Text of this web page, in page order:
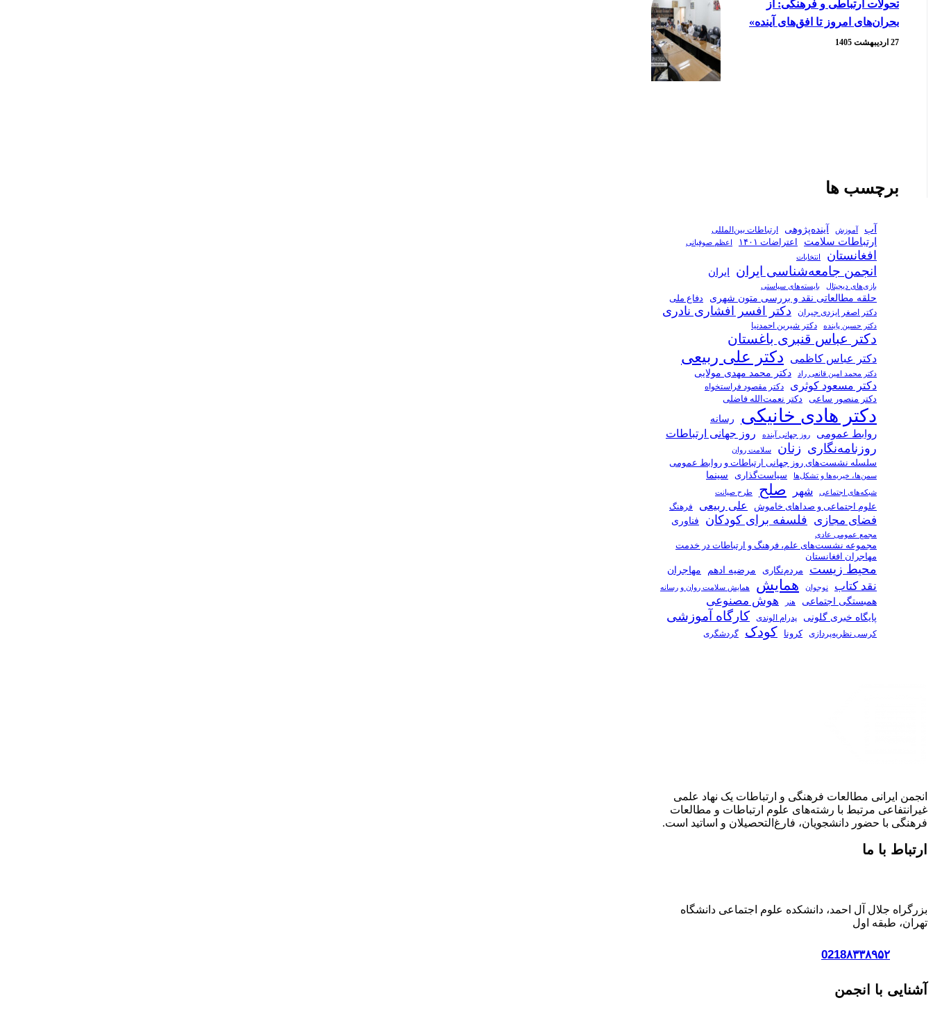
تحولات ارتباطی و فرهنگی: از
بحران‌های امروز تا افق‌های آینده»
27 اردیبهشت 1405
برچسب ها
آب آموزش آینده‌پژوهی ارتباطات بین‌المللی
ارتباطات سلامت اعتراضات ۱۴۰۱ اعظم صوفیانی
افغانستان انتخابات
انجمن جامعه‌شناسی ایران ایران
بازی‌های دیجیتال بایسته‌های سیاستی
حلقه مطالعاتی نقد و بررسی متون شهری دفاع ملی
دکتر اصغر ایزدی جیران دکتر افسر افشاری نادری
دکتر حسین پاینده دکتر شیرین احمدنیا
دکتر عباس قنبری باغستان
دکتر عباس کاظمی دکتر علی ربیعی
دکتر محمد امین قانعی راد دکتر محمد مهدی مولایی
دکتر مسعود کوثری
دکتر مقصود فراستخواه
دکتر منصور ساعی
دکتر نعمت‌الله فاضلی
دکتر هادی خانیکی رسانه
روابط عمومی روز جهانی آینده روز جهانی ارتباطات
روزنامه‌نگاری زنان سلامت روان
سلسله نشست‌های روز جهانی ارتباطات و روابط عمومی
سمن‌ها، خیریه‌ها و تشکل‌ها سیاست‌گذاری سینما
شبکه‌های اجتماعی شهر صلح طرح صیانت
علوم اجتماعی و صداهای خاموش علی ربیعی فرهنگ
فضای مجازی فلسفه برای کودکان فناوری
مجمع عمومی عادی
مجموعه نشست‌های علم، فرهنگ و ارتباطات در خدمت
مهاجران افغانستان
محیط زیست مردم‌نگاری مرضیه ادهم مهاجران
نقد کتاب نوجوان همایش همایش سلامت روان و رسانه
همبستگی اجتماعی هنر هوش مصنوعی
پایگاه خبری گلونی پدرام الوندی کارگاه آموزشی
کرسی نظریه‌پردازی کرونا کودک گردشگری
انجمن ایرانی مطالعات فرهنگی و ارتباطات یک نهاد علمی
غیرانتفاعی مرتبط با رشته‌های علوم ارتباطات و مطالعات
فرهنگی با حضور دانشجویان، فارغ‌التحصیلان و اساتید است.
ارتباط با ما
بزرگراه جلال آل احمد، دانشکده علوم اجتماعی دانشگاه
تهران، طبقه اول
0218۸۳۳۸۹۵۲
آشنایی با انجمن